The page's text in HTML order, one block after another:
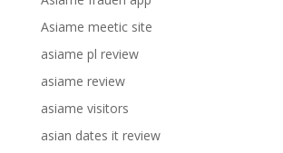
Asiame meetic site
asiame pl review
asiame review
asiame visitors
asian dates it review